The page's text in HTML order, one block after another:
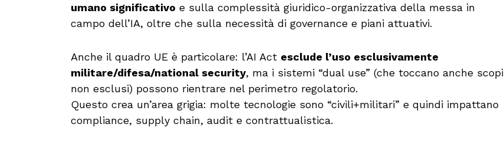
umano significativo e sulla complessità giuridico-organizzativa della messa in
campo dell’IA, oltre che sulla necessità di governance e piani attuativi.
Anche il quadro UE è particolare: l’AI Act esclude l’uso esclusivamente
militare/difesa/national security, ma i sistemi “dual use” (che toccano anche scopi
non esclusi) possono rientrare nel perimetro regolatorio.
Questo crea un’area grigia: molte tecnologie sono “civili+militari” e quindi impattano
compliance, supply chain, audit e contrattualistica.